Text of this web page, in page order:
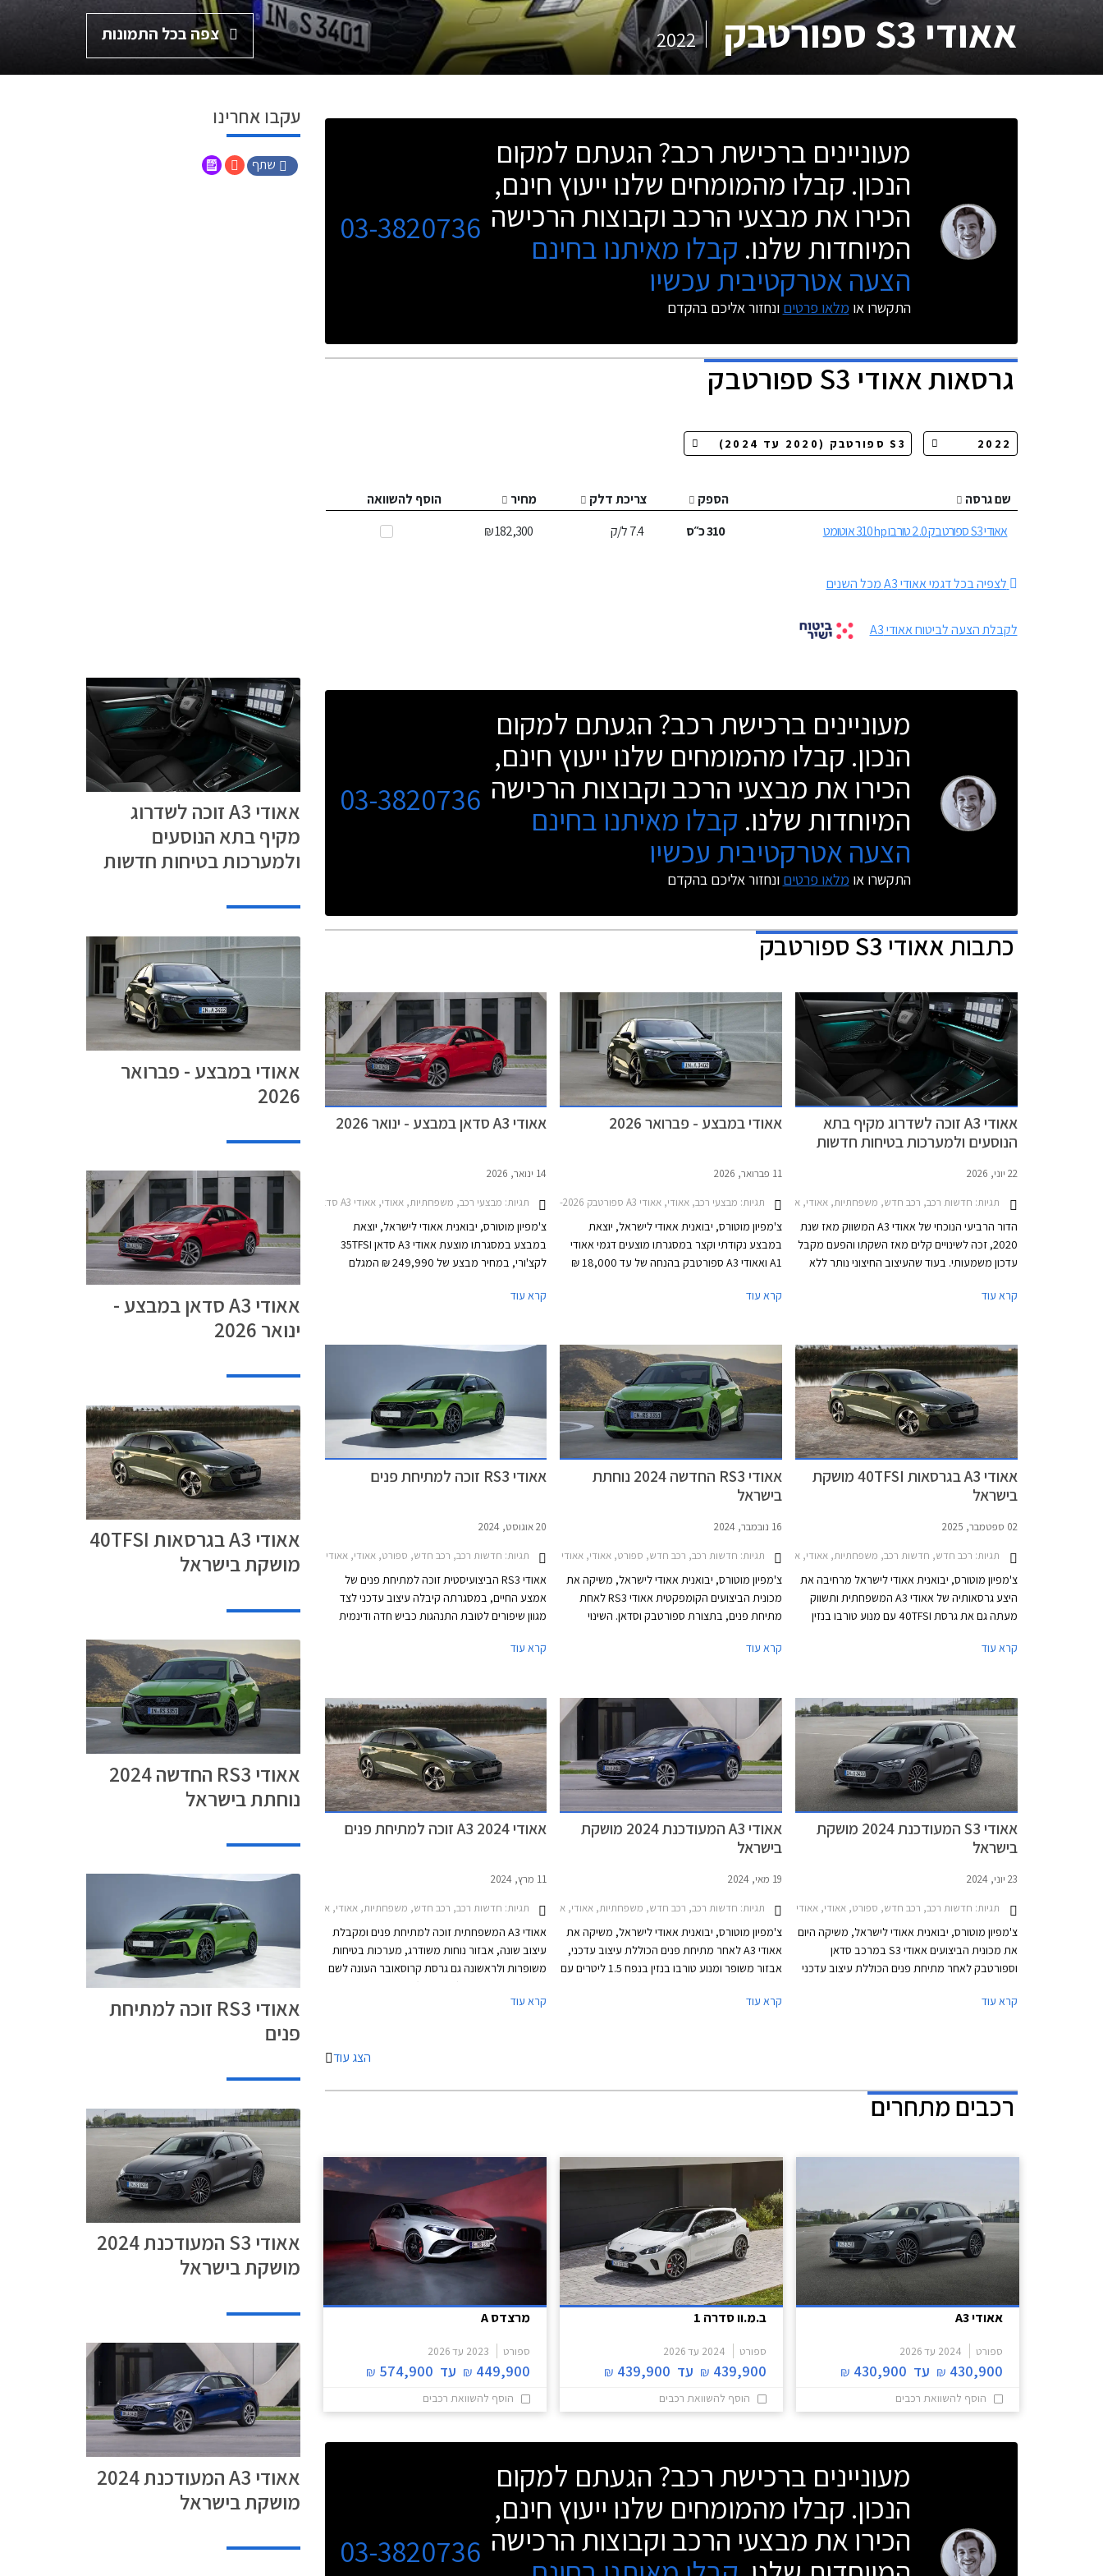
אאודי S3 ספורטבק 2022 צפה בכל התמונות
מעוניינים ברכישת רכב? הגעתם למקום
הנכון. קבלו מהמומחים שלנו ייעוץ חינם,
הכירו את מבצעי הרכב וקבוצות הרכישה
המיוחדות שלנו. קבלו מאיתנו בחינם
הצעה אטרקטיבית עכשיו
התקשרו או מלאו פרטים ונחזור אליכם בהקדם
03-3820736
גרסאותאאודי S3 ספורטבק
שם גרסה הספק צריכת דלק מחיר
הוסף להשוואה
אאודי S3 ספורטבק 2.0 טורבו 310hp אוטומט
310כ״ס 7.4ל/ק 182,300 ₪
לצפיה בכל דגמי אאודי A3 מכל השנים
לקבלת הצעה לביטוח אאודי A3
עקבו אחרינו
שתף
מעוניינים ברכישת רכב? הגעתם למקום
הנכון. קבלו מהמומחים שלנו ייעוץ חינם,
הכירו את מבצעי הרכב וקבוצות הרכישה
המיוחדות שלנו. קבלו מאיתנו בחינם
הצעה אטרקטיבית עכשיו
התקשרו או מלאו פרטים ונחזור אליכם בהקדם
03-3820736
כתבותאאודי S3 ספורטבק
אאודי A3 זוכה לשדרוג מקיף בתא
הנוסעים ולמערכות בטיחות חדשות
22 יוני, 2026
תגיות: חדשות רכב, רכב חדש, משפחתיות, אאודי, אאודי A3 סדאן 2024-2026, אאודי A3 ספורטבק 2024-2026, אאודי RS3 ספורטבק 2024-2026, אאודי S3 סדאן 2024-2026, אאודי S3 ספורטבק 2024-2026אאודי RS3 סדאן 2024-2026
הדור הרביעי הנוכחי של אאודי A3 המשווק מאז שנת
2020, זכה לשינויים קלים מאז השקתו והפעם מקבל
עדכון משמעותי. בעוד שהעיצוב החיצוני נותר ללא
מערכות בטיחות מתקדמות חדשות בדומה לדגמים
RS3.
קרא עוד
אאודי במבצע - פברואר 2026
11 פברואר, 2026
תגיות: מבצעי רכב, אאודי, אאודי A3 ספורטבק 2024-2026אאודי A1 ספורטבק 2019-2026
צ'מפיון מוטורס, יבואנית אאודי לישראל, יוצאת
במבצע נקודתי וקצר במסגרתו מוצעים דגמי אאודי
A1 ואאודי A3 ספורטבק בהנחה של עד 18,000 ₪
אולמות התצוגה של אאודי ברחבי הארץ בין
קרא עוד
אאודי A3 סדאן במבצע - ינואר 2026
14 ינואר, 2026
תגיות: מבצעי רכב, משפחתיות, אאודי, אאודי A3 סדאן 2024-2026אאודי A3 סדאן 35TFSI 1.5 S-Line לקצ'ורי אוטומט 2024-0
צ'מפיון מוטורס, יבואנית אאודי לישראל, יוצאת
במבצע במסגרתו מוצעת אאודי A3 סדאן 35TFSI
לקצ'ורי, במחיר מבצע של 249,990 ₪ המגלם
המבצע תקף עד 31 בינואר 2026 או עד גמר המלאי.
קרא עוד
אאודי A3 בגרסאות 40TFSI מושקת
בישראל
02 ספטמבר, 2025
תגיות: רכב חדש, חדשות רכב, משפחתיות, אאודי, אאודי A3 סדאן 2024-2026, אאודי A3 ספורטבק 2024-2026מחירון רכב
צ'מפיון מוטורס, יבואנית אאודי לישראל מרחיבה את
היצע גרסאותיה של אאודי A3 המשפחתית ותשווק
מעתה גם את גרסת 40TFSI עם מנוע טורבו בנזין
מבית מרצדס וב.מ.וו וביחס ליחידת ההנעה
המשכנעת, מדובר בעסקה מעניינת אשר צפויה
לשפר את נתוני המסירות של המותג בישראל אשר
סובל מירידה במכירות.
קרא עוד
אאודי RS3 החדשה 2024 נוחתת
בישראל
16 נובמבר, 2024
תגיות: חדשות רכב, רכב חדש, ספורט, אאודי, אאודי RS3 ספורטבק 2022-2024, אאודי RS3 סדאן 2022-2024, אאודי RS3 סדאן 2024-2026, אאודי RS3 ספורטבק 2024-2026מחירון רכב
צ'מפיון מוטורס, יבואנית אאודי לישראל, משיקה את
מכונית הביצועים הקומפקטית אאודי RS3 לאחת
מתיחת פנים, בתצורת ספורטבק וסדאן. השינוי
הודות למערכת בקרת דינמיקת נהיגה מודולרית
אאודי RS3 את תואר המכונית הקומפקטית המהירה
דקות.
קרא עוד
אאודי RS3 זוכה למתיחת פנים
20 אוגוסט, 2024
תגיות: חדשות רכב, רכב חדש, ספורט, אאודי, אאודי RS3 סדאן 2022-2024, אאודי RS3 ספורטבק 2022-2024, אאודי RS3 סדאן 2024-2026אאודי RS3 ספורטבק 2024-2026
אאודי RS3 הביצועיסטית זוכה למתיחת פנים של
אמצע החיים, במסגרתה קיבלה עיצוב עדכני לצד
מגוון שיפורים לטובת התנהגות כביש חדה ודינמית
המהירה ביותר למכונית קומפקטית במסלול
קרא עוד
אאודי S3 המעודכנת 2024 מושקת
בישראל
23 יוני, 2024
תגיות: חדשות רכב, רכב חדש, ספורט, אאודי, אאודי S3 סדאן 2020-2024, אאודי S3 -2026, אאודי S3 סדאן 2024-2026, אאודי S3 ספורטבק 2024-2026מחירון רכב
צ'מפיון מוטורס, יבואנית אאודי לישראל, משיקה היום
את מכונית הביצועים אאודי S3 במרכב סדאן
וספורטבק לאחר מתיחת פנים הכוללת עיצוב עדכני
לגרסת הסדאן.
קרא עוד
אאודי A3 המעודכנת 2024 מושקת
בישראל
19 מאי, 2024
תגיות: חדשות רכב, רכב חדש, משפחתיות, אאודי, אאודי A3 סדאן 2020-2024, אאודי A3 ספורטבק 2020-2024, אאודי A3 סדאן 2024-2026, אאודי A3 ספורטבק 2024-2026מחירון רכב
צ'מפיון מוטורס, יבואנית אאודי לישראל, משיקה את
אאודי A3 לאחר מתיחת פנים הכוללת עיצוב עדכני,
אבזור משופר ומנוע טורבו בנזין בנפח 1.5 ליטרים עם
בתצורות ספורטבק וסדאן כמו בדגם היוצא. תצורת
קרא עוד
אאודי A3 2024 זוכה למתיחת פנים
11 מרץ, 2024
תגיות: חדשות רכב, רכב חדש, משפחתיות, אאודי, אאודי A3 סדאן 2020-2024, אאודי A3 ספורטבק 2020-2024, אאודי A3 סדאן 2024-2026אאודי A3 ספורטבק 2024-2026
אאודי A3 המשפחתית זוכה למתיחת פנים ומקבלת
עיצוב שונה, אבזור נוחות משודרג, מערכות בטיחות
משופרות ולראשונה גם גרסת קרוסאובר העונה לשם
הסדאן וההצ'בק (ספורטבק).
קרא עוד
הצג עוד
רכבים מתחרים
אאודי A3
ספורט 2024 עד2026
430,900
₪ עד 430,900
₪
הוסף להשוואת רכבים
ב.מ.וו סדרה 1
ספורט 2024 עד2026
439,900
₪ עד 439,900
₪
הוסף להשוואת רכבים
מרצדס A
ספורט 2023 עד2026
449,900
₪ עד 574,900
₪
הוסף להשוואת רכבים
מעוניינים ברכישת רכב? הגעתם למקום
הנכון. קבלו מהמומחים שלנו ייעוץ חינם,
הכירו את מבצעי הרכב וקבוצות הרכישה 03-3820736
אאודי A3 זוכה לשדרוג
מקיף בתא הנוסעים
ולמערכות בטיחות חדשות
אאודי במבצע - פברואר
2026
אאודי A3 סדאן במבצע -
ינואר 2026
אאודי A3 בגרסאות 40TFSI
מושקת בישראל
אאודי RS3 החדשה 2024
נוחתת בישראל
אאודי RS3 זוכה למתיחת
פנים
אאודי S3 המעודכנת 2024
מושקת בישראל
אאודי A3 המעודכנת 2024
מושקת בישראל